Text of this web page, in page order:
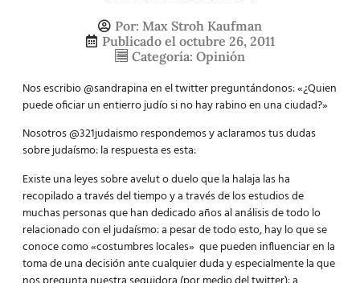
Por: Max Stroh Kaufman
Publicado el octubre 26, 2011
Categoría: Opinión
Nos escribio @sandrapina en el twitter preguntándonos: «¿Quien
puede oficiar un entierro judío si no hay rabino en una ciudad?»
Nosotros @321judaismo respondemos y aclaramos tus dudas
sobre judaísmo: la respuesta es esta:
Existe una leyes sobreaveluto duelo que la halaja las ha
recopilado a través del tiempo y a través de los estudios de
muchas personas que han dedicado años al análisis de todo lo
relacionado con el judaísmo: a pesar de todo esto, hay lo que se
conoce como «costumbres locales» que pueden influenciar en la
toma de una decisión ante cualquier duda y especialmente la que